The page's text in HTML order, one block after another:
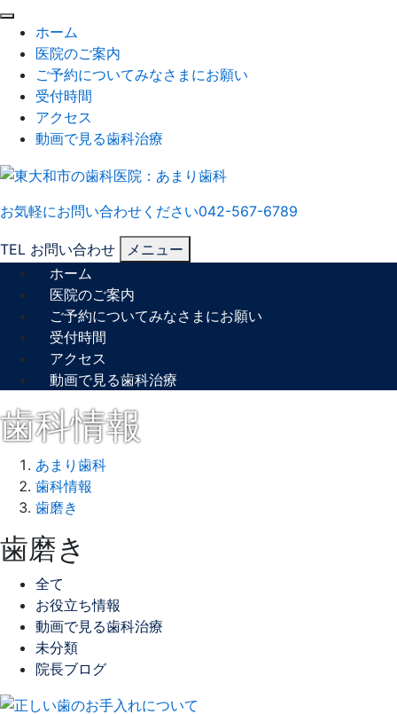
ホーム
医院のご案内
ご予約についてみなさまにお願い
受付時間
アクセス
動画で見る歯科治療
お気軽にお問い合わせください042-567-6789
TEL お問い合わせ
メニュー
ホーム
医院のご案内
ご予約についてみなさまにお願い
受付時間
アクセス
動画で見る歯科治療
歯科情報
あまり歯科
歯科情報
歯磨き
歯磨き
全て
お役立ち情報
動画で見る歯科治療
未分類
院長ブログ